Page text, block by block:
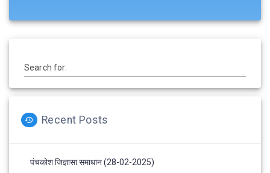
Search for:
Recent Posts
पंचकोश जिज्ञासा समाधान (28-02-2025)